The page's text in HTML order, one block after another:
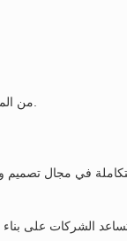
من المهم أن تمتلك الشركة القدرة على فهم أهداف المشروع وتحويلها إلى موقع عملي يخدم النشاط التجاري بكفاءة.
في مجال تصميم
الشركات على